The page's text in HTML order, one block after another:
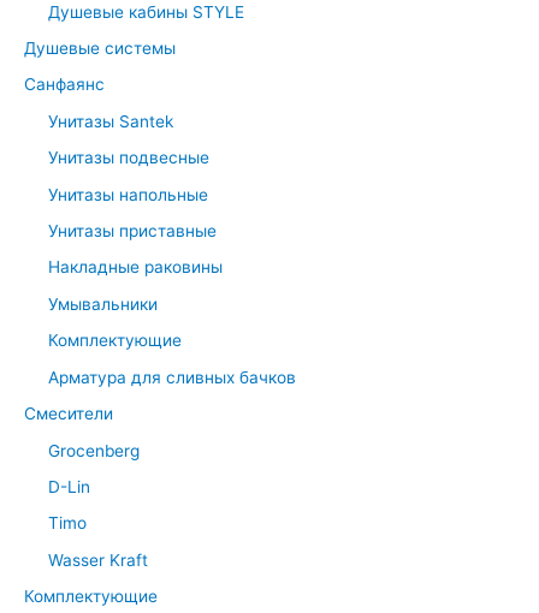
Душевые кабины STYLE
Душевые системы
Санфаянс
Унитазы Santek
Унитазы подвесные
Унитазы напольные
Унитазы приставные
Накладные раковины
Умывальники
Комплектующие
Арматура для сливных бачков
Смесители
Grocenberg
D-Lin
Timo
Wasser Kraft
Комплектующие